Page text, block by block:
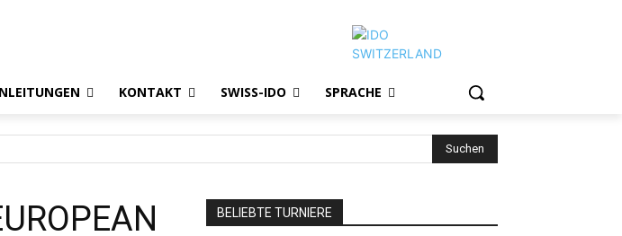
KONTAKT SWISS-IDO SPRACHE
Suchen
BELIEBTE TURNIERE